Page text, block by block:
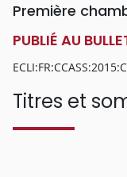
Première
PUBLIÉ AU
Titres et